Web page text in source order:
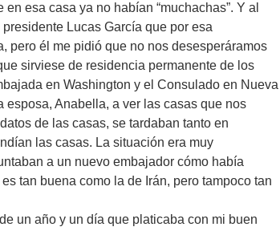
esa casa ya no habían “muchachas”. Y al
Lucas García que por esa
pero él me pidió que no nos desesperáramos
sirviese de residencia permanente de los
en Washington y el Consulado en Nueva
esposa, Anabella, a ver las casas que nos
de las casas, se tardaban tanto en
las casas. La situación era muy
a un nuevo embajador cómo había
tan buena como la de Irán, pero tampoco tan
un año y un día que platicaba con mi buen